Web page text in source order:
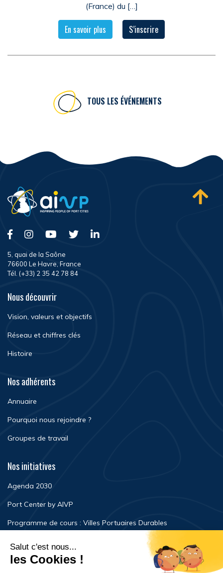
(France) du […]
En savoir plus S’inscrire
TOUS LES ÉVÉNEMENTS
5, quai de la Saône
76600 Le Havre, France
Tél. (+33) 2 35 42 78 84
Nous découvrir
Vision, valeurs et objectifs
Réseau et chiffres clés
Histoire
Nos adhérents
Annuaire
Pourquoi nous rejoindre ?
Groupes de travail
Nos initiatives
Agenda 2030
Port Center by AIVP
Programme de cours : Villes Portuaires Durables
Newsroom